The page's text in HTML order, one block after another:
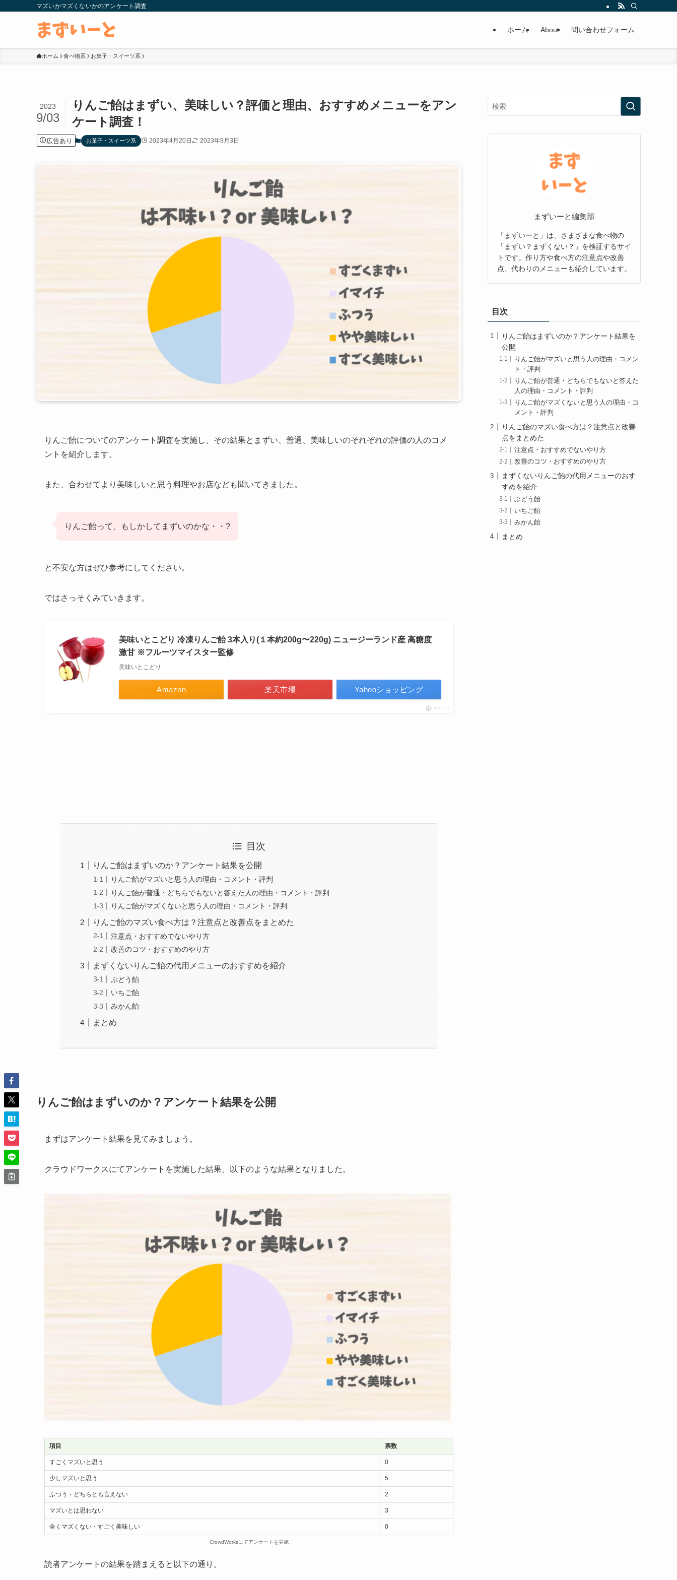
マズいかマズくないかのアンケート調査
ホーム About 問い合わせフォーム
ホーム 食べ物系 お菓子・スイーツ系
りんご飴はまずい、美味しい？評価と理由、おすすめメニューをアン
ケート調査！
2023
9/03
広告あり お菓子・スイーツ系 2023年4月20日 2023年9月3日
りんご飴についてのアンケート調査を実施し、その結果とまずい、普通、美味しいのそれぞれの評価の人のコメ
ントを紹介します。
また、合わせてより美味しいと思う料理やお店なども聞いてきました。
りんご飴って、もしかしてまずいのかな・・?
と不安な方はぜひ参考にしてください。
ではさっそくみていきます。
美味いとこどり 冷凍りんご飴 3本入り(１本約200g〜220g) ニュージーランド産 高糖度
激甘 ※フルーツマイスター監修
美味いとこどり
Amazon 楽天市場 Yahooショッピング
ポチップ
目次
りんご飴はまずいのか？アンケート結果を公開
りんご飴がマズいと思う人の理由・コメント・評判
りんご飴が普通・どちらでもないと答えた人の理由・コメント・評判
りんご飴がマズくないと思う人の理由・コメント・評判
りんご飴のマズい食べ方は？注意点と改善点をまとめた
注意点・おすすめでないやり方
改善のコツ・おすすめのやり方
まずくないりんご飴の代用メニューのおすすめを紹介
ぶどう飴
いちご飴
みかん飴
まとめ
りんご飴はまずいのか？アンケート結果を公開
まずはアンケート結果を見てみましょう。
クラウドワークスにてアンケートを実施した結果、以下のような結果となりました。
項目 票数
すごくマズいと思う 0
少しマズいと思う 5
ふつう・どちらとも言えない 2
マズいとは思わない 3
全くマズくない・すごく美味しい 0
CrowdWorksにてアンケートを実施
読者アンケートの結果を踏まえると以下の通り。
まずいーと編集部
「まずいーと」は、さまざまな食べ物の
「まずい？まずくない？」を検証するサイ
トです。作り方や食べ方の注意点や改善
点、代わりのメニューも紹介しています。
目次
りんご飴はまずいのか？アンケート結果を
公開
りんご飴がマズいと思う人の理由・コメン
ト・評判
りんご飴が普通・どちらでもないと答えた
人の理由・コメント・評判
りんご飴がマズくないと思う人の理由・コ
メント・評判
りんご飴のマズい食べ方は？注意点と改善
点をまとめた
注意点・おすすめでないやり方
改善のコツ・おすすめのやり方
まずくないりんご飴の代用メニューのおす
すめを紹介
ぶどう飴
いちご飴
みかん飴
まとめ